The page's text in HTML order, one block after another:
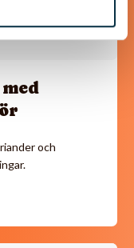
och